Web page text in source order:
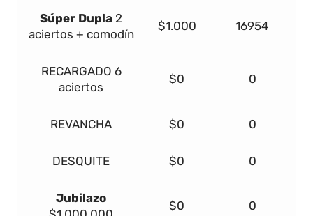
Súper Dupla 2
aciertos + comodín
$1.000 16954
RECARGADO 6
aciertos
$0 0
REVANCHA $0 0
DESQUITE $0 0
Jubilazo
$0 0